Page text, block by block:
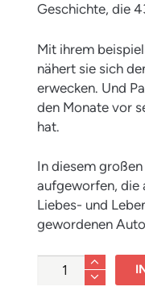
Geschichte, die
Mit ihrem
nähert sie sich
erwecken. Und
den Monate vor
hat.
In diesem
aufgeworfen, die
Liebes- und
gewordenen
Anzahl